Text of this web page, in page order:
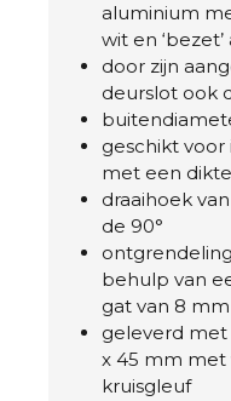
aluminium
wit en
door zijn
deurslot ook
geschikt
met een
draaihoek
de 90°
behulp van
gat van 8 mm
geleverd met
x 45 mm met
kruisgleuf